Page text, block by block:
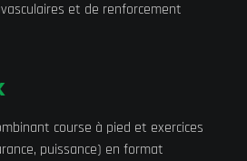
et de renforcement
course à pied et exercices
puissance) en format